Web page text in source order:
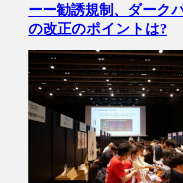
ーー勧誘規制、ダーク
の改正のポイントは?